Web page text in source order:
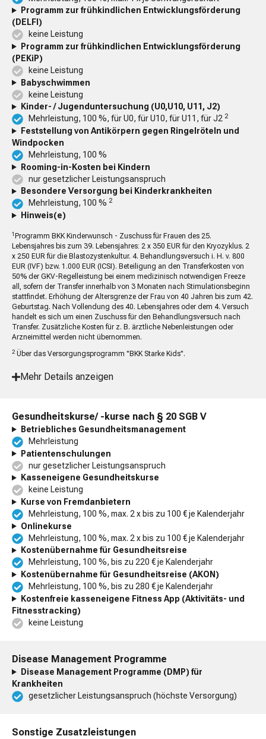
Programm zur frühkindlichen Entwicklungsförderung
(DELFI)
keine Leistung
Programm zur frühkindlichen Entwicklungsförderung
(PEKiP)
keine Leistung
Babyschwimmen
keine Leistung
Kinder- / Jugenduntersuchung (U0,U10, U11, J2)
Mehrleistung, 100 %, für U0, für U10, für U11, für J2 2
Feststellung von Antikörpern gegen Ringelröteln und
Windpocken
Mehrleistung, 100 %
Rooming-in-Kosten bei Kindern
nur gesetzlicher Leistungsanspruch
Besondere Versorgung bei Kinderkrankheiten
Mehrleistung, 100 % 2
Hinweis(e)
1 Programm BKK Kinderwunsch - Zuschuss für Frauen des 25.
Lebensjahres bis zum 39. Lebensjahres: 2 x 350 EUR für den Kryozyklus. 2
x 250 EUR für die Blastozystenkultur. 4. Behandlungsversuch i. H. v. 800
EUR (IVF) bzw. 1.000 EUR (ICSI). Beteiligung an den Transferkosten von
50% der GKV-Regelleistung bei einem medizinisch notwendigen Freeze
all, sofern der Transfer innerhalb von 3 Monaten nach Stimulationsbeginn
stattfindet. Erhöhung der Altersgrenze der Frau von 40 Jahren bis zum 42.
Geburtstag. Nach Vollendung des 40. Lebensjahres oder dem 4. Versuch
handelt es sich um einen Zuschuss für den Behandlungsversuch nach
Transfer. Zusätzliche Kosten für z. B. ärztliche Nebenleistungen oder
Arzneimittel werden nicht übernommen.
2 Über das Versorgungsprogramm "BKK Starke Kids".
Mehr Details anzeigen
Gesundheitskurse/ -kurse nach § 20 SGB V
Betriebliches Gesundheitsmanagement
Mehrleistung
Patientenschulungen
nur gesetzlicher Leistungsanspruch
Kasseneigene Gesundheitskurse
keine Leistung
Kurse von Fremdanbietern
Mehrleistung, 100 %, max. 2 x bis zu 100 € je Kalenderjahr
Onlinekurse
Mehrleistung, 100 %, max. 2 x bis zu 100 € je Kalenderjahr
Kostenübernahme für Gesundheitsreise
Mehrleistung, 100 %, bis zu 220 € je Kalenderjahr
Kostenübernahme für Gesundheitsreise (AKON)
Mehrleistung, 100 %, bis zu 280 € je Kalenderjahr
Kostenfreie kasseneigene Fitness App (Aktivitäts- und
Fitnesstracking)
keine Leistung
Disease Management Programme
Disease Management Programme (DMP) für
Krankheiten
gesetzlicher Leistungsanspruch (höchste Versorgung)
Sonstige Zusatzleistungen